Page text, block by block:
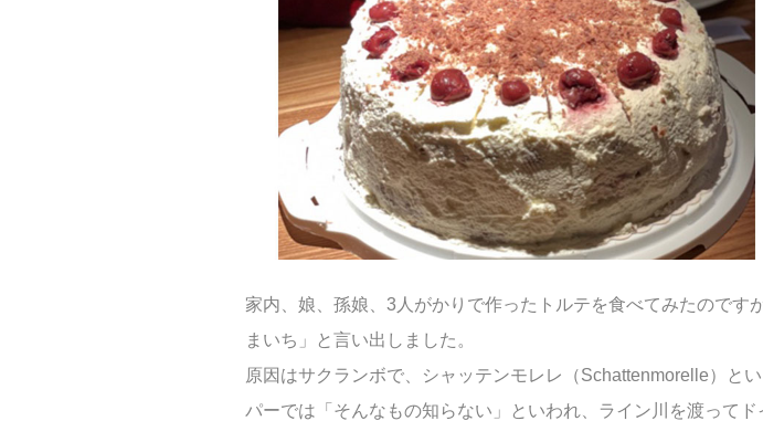
家内、娘、孫娘、3人がかりで作ったトルテを食べてみたので
まいち」と言い出しました。
原因はサクランボで、シャッテンモレレ（Schattenmorelle）と
パーでは「そんなもの知らない」といわれ、ライン川を渡って